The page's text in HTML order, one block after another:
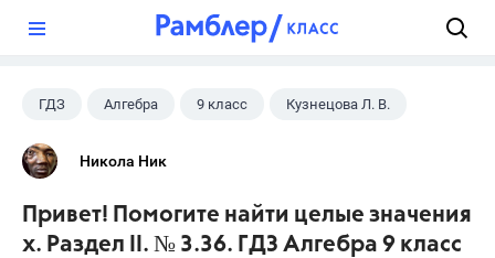
ГДЗ Алгебра 9 класс Кузнецова Л. В.
Никола Ник
Привет! Помогите найти целые значения
х. Раздел II. № 3.36. ГДЗ Алгебра 9 класс